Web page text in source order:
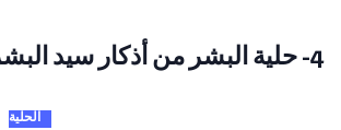
4- حلية البشر من أذكار سيد البشر
الحلية